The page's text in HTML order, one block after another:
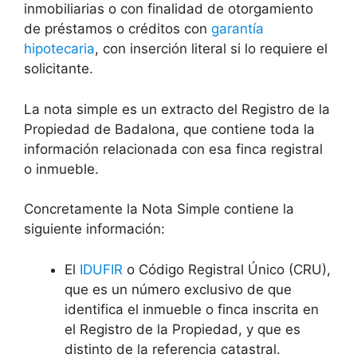
inmobiliarias o con finalidad de otorgamiento
de préstamos o créditos con garantía
hipotecaria, con inserción literal si lo requiere el
solicitante.
La nota simple es un extracto del Registro de la
Propiedad de Badalona, que contiene toda la
información relacionada con esa finca registral
o inmueble.
Concretamente la Nota Simple contiene la
siguiente información:
El IDUFIR o Código Registral Único (CRU),
que es un número exclusivo de que
identifica el inmueble o finca inscrita en
el Registro de la Propiedad, y que es
distinto de la referencia catastral.